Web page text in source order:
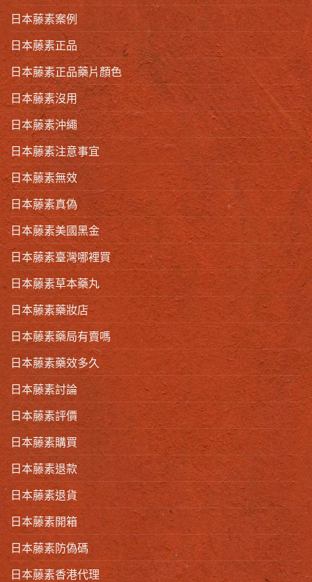
日本藤素案例
日本藤素正品
日本藤素正品藥片顏色
日本藤素沒用
日本藤素沖繩
日本藤素注意事宜
日本藤素無效
日本藤素真偽
日本藤素美國黑金
日本藤素臺灣哪裡買
日本藤素草本藥丸
日本藤素藥妝店
日本藤素藥局有賣嗎
日本藤素藥效多久
日本藤素討論
日本藤素評價
日本藤素購買
日本藤素退款
日本藤素退貨
日本藤素開箱
日本藤素防偽碼
日本藤素香港代理